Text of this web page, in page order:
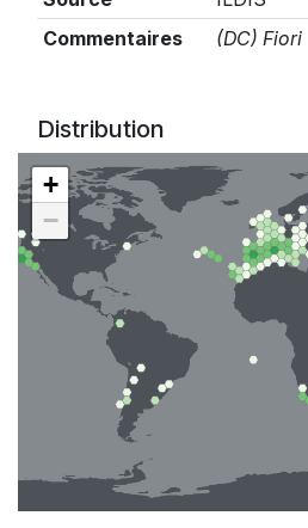
Commentaires
(DC) Fiori
Distribution
+
−